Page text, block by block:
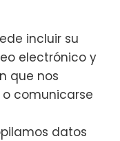
incluir su
electrónico y
que nos
comunicarse
datos